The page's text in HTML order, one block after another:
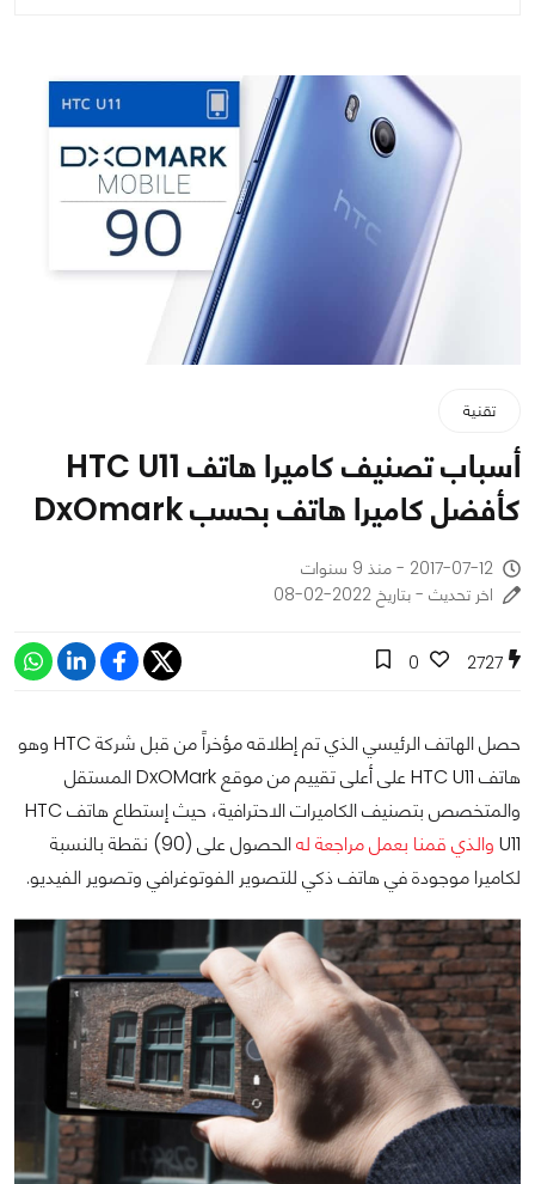
تقنية
أسباب تصنيف كاميرا هاتف HTC U11
كأفضل كاميرا هاتف بحسب DxOmark
2017-07-12 - منذ 9 سنوات
اخر تحديث - بتاريخ 2022-02-08
2727
0
حصل الهاتف الرئيسي الذي تم إطلاقه مؤخراً من قبل شركة HTC وهو
هاتف HTC U11 على أعلى تقييم من موقع DxOMark المستقل
والمتخصص بتصنيف الكاميرات الاحترافية، حيث إستطاع هاتف HTC
U11 والذي قمنا بعمل مراجعة له
الحصول على (90) نقطة بالنسبة
لكاميرا موجودة في هاتف ذكي للتصوير الفوتوغرافي وتصوير الفيديو.